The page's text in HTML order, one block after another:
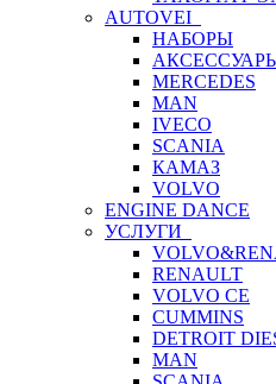
AUTOVEI
НАБОРЫ
MERCEDES
MAN
IVECO
SCANIA
КАМАЗ
VOLVO
ENGINE DANCE
УСЛУГИ
RENAULT
VOLVO CE
CUMMINS
DETROIT
MAN